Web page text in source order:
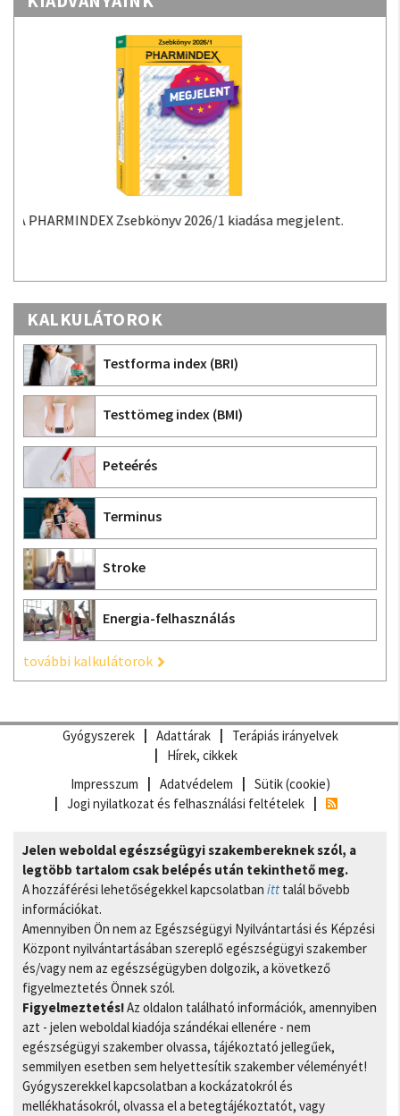
A PHARMINDEX Mobil alkalmazás a PHARMINDEX
KALKULÁTOROK
Testforma index (BRI)
Testtömeg index (BMI)
Peteérés
Terminus
Stroke
Energia-felhasználás
további kalkulátorok
Gyógyszerek Adattárak
Terápiás irányelvek
Hírek, cikkek
Impresszum
Adatvédelem
Sütik (cookie)
Jogi nyilatkozat és felhasználási feltételek
Jelen weboldal egészségügyi szakembereknek szól, a
legtöbb tartalom csak belépés után tekinthető meg.
A hozzáférési lehetőségekkel kapcsolatban itt talál bővebb
információkat.
Amennyiben Ön nem az Egészségügyi Nyilvántartási és Képzési
Központ nyilvántartásában szereplő egészségügyi szakember
és/vagy nem az egészségügyben dolgozik, a következő
figyelmeztetés Önnek szól.
Figyelmeztetés!Az oldalon található információk, amennyiben
azt - jelen weboldal kiadója szándékai ellenére - nem
egészségügyi szakember olvassa, tájékoztató jellegűek,
semmilyen esetben sem helyettesítik szakember véleményét!
Gyógyszerekkel kapcsolatban a kockázatokról és
mellékhatásokról, olvassa el a betegtájékoztatót, vagy